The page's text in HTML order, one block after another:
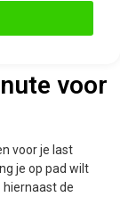
voor
voor je last
je op pad wilt
hiernaast de